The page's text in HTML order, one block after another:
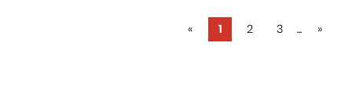
« 1 2 3 ... »